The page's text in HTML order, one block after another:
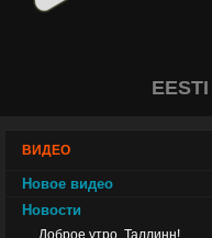
ВИДЕО
Новое видео
Новости
Доброе утро, Таллинн!